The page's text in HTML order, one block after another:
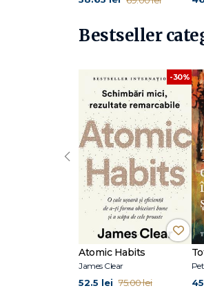
Bestseller
-30%
Atomic Habits
James Clear
52.5 lei 75.00 lei
‹